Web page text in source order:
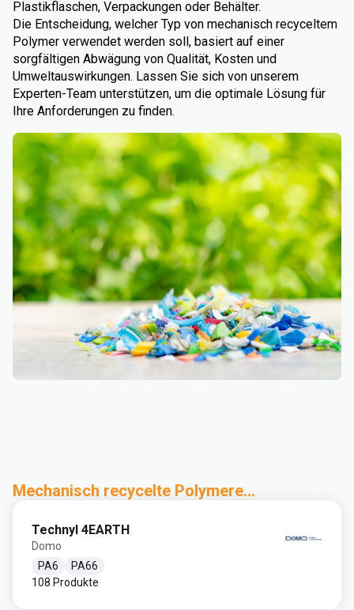
Plastikflaschen, Verpackungen oder Behälter.
Die Entscheidung, welcher Typ von mechanisch recyceltem
Polymer verwendet werden soll, basiert auf einer
sorgfältigen Abwägung von Qualität, Kosten und
Umweltauswirkungen. Lassen Sie sich von unserem
Experten-Team unterstützen, um die optimale Lösung für
Ihre Anforderungen zu finden.
Mechanisch recycelte Polymere...
Technyl 4EARTH
Domo
PA6
PA66
108 Produkte